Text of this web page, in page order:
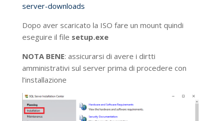
server-downloads
Dopo aver scaricato la ISO fare un mount quindi
eseguire il file setup.exe
NOTA BENE: assicurarsi di avere i dirtti
amministrativi sul server prima di procedere con
l’installazione